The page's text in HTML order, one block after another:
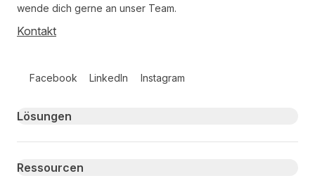
wende dich gerne an unser Team.
Kontakt
Facebook LinkedIn Instagram
Primary footer navigation
Lösungen
Ressourcen